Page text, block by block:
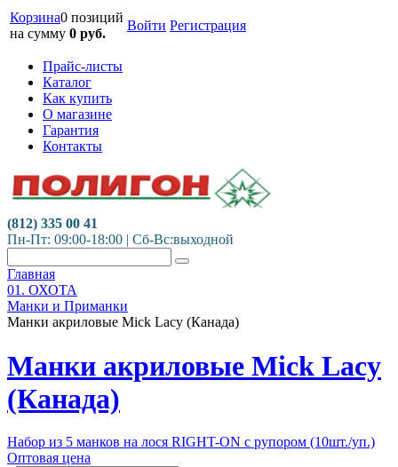
Корзина0 позиций
на сумму 0 руб.
Войти Регистрация
Прайс-листы
Каталог
Как купить
О магазине
Гарантия
Контакты
(812) 335 00 41
Пн-Пт: 09:00-18:00 | Сб-Вс:выходной
Главная
01. ОХОТА
Манки и Приманки
Манки акриловые Mick Lacy (Канада)
Манки акриловые Mick Lacy
(Канада)
Набор из 5 манков на лося RIGHT-ON с рупором (10шт./уп.)
Оптовая цена